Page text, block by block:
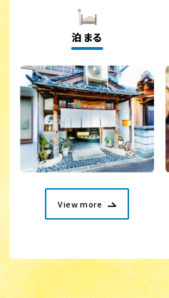
泊まる
View more